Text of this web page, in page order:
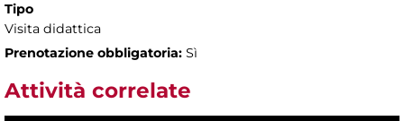
Tipo
Visita didattica
Prenotazione obbligatoria: Sì
Attività correlate